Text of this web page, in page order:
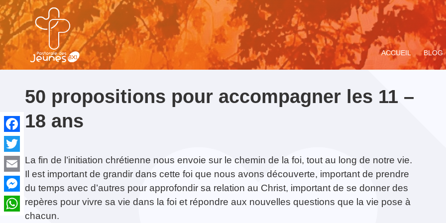
ACCUEIL BLOG
Kots et colocs catholiques à
Bruxelles
Kots et colocs
Bruxelles
Avec Carlo Acutis. En
route pour le Jubilé de
l’Espérance
Miracle Eucharistique
& présence réelle
Formation : «
Apprendre à
accompagner et
animer les chants de
la messe du
dimanche, notamment
le psaume »
Temps de Prière:
Orval Jeunes en
Bruxelles
12/01/2018
Formation : «
Apprendre à
accompagner et
animer les chants de
la messe du dimanche
notamment le psaume
fête de
Contact & Équipe Formation Croisillon
Accompagnement
Le Service de la
Pastorale des Jeunes
de Bruxelles
TOUS
50 propositions pour accompagner les 11 –
18 ans
La fin de l’initiation chrétienne nous envoie sur le chemin de la foi, tout au long de notre vie.
Il est important de grandir dans cette foi que nous avons découverte, important de prendre
du temps avec d’autres pour approfondir sa relation au Christ, important de se donner des
repères pour vivre sa vie dans la foi et répondre aux nouvelles questions que la vie pose à
chacun.
Facebook
Twitter
Email
Messenger
WhatsApp